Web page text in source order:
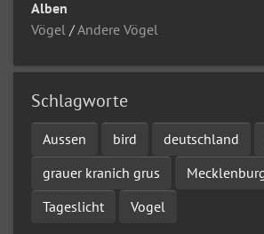
Alben
Vögel /Andere Vögel
Schlagworte
Aussen bird deutschland
grauer kranich grus
Tageslicht
Vogel